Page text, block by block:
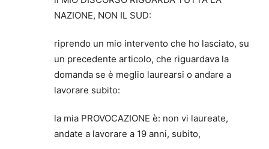
NAZIONE, NON IL SUD:
riprendo un mio intervento che ho lasciato, su
un precedente articolo, che riguardava la
domanda se è meglio laurearsi o andare a
lavorare subito:
la mia PROVOCAZIONE è: non vi laureate,
andate a lavorare a 19 anni, subito,